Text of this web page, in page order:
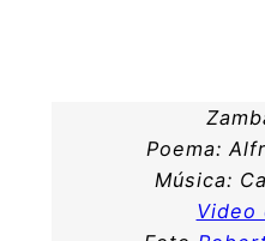
Poema:
Música:
Video